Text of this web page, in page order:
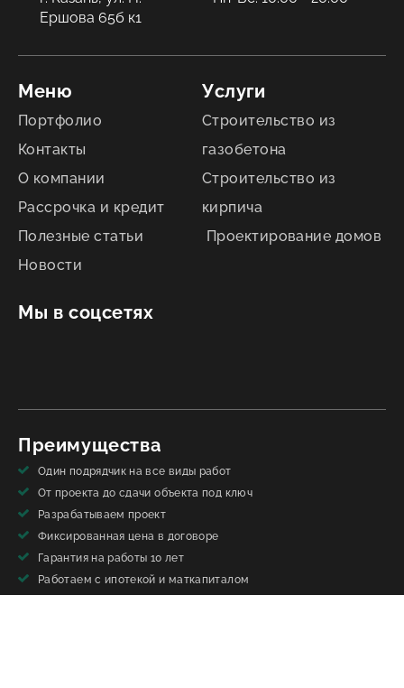
Ершова 65б к1
Меню
Портфолио
Контакты
О компании
Рассрочка и кредит
Полезные статьи
Новости
Мы в соцсетях
Услуги
Строительство из
газобетона
Строительство из
кирпича
Проектирование домов
Преимущества
Один подрядчик на все виды работ
От проекта до сдачи объекта под ключ
Разрабатываем проект
Фиксированная цена в договоре
Гарантия на работы 10 лет
Работаем с ипотекой и маткапиталом